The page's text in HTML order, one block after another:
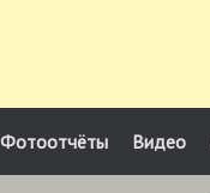
Фотоотчёты Видео